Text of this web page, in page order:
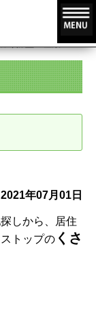
ぐ擁壁の種類
2021年07月01日
しから、居住
トップの くさ